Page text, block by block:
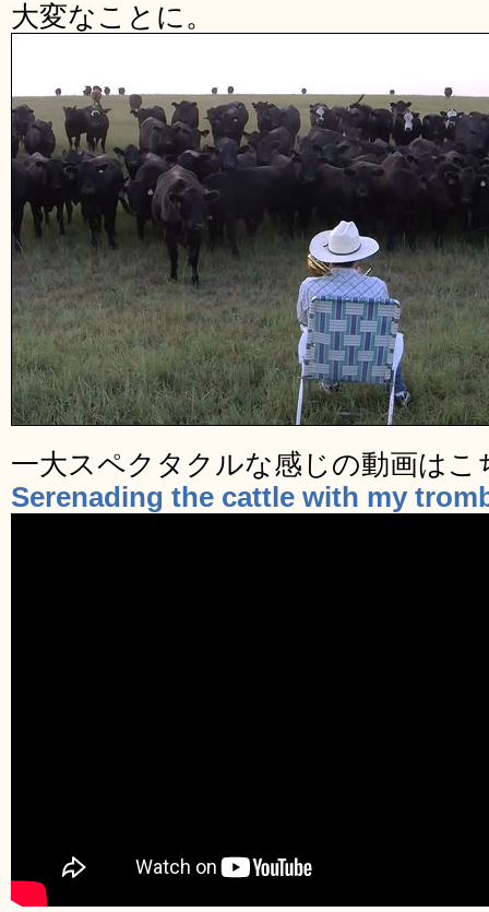
大変なことに。
一大スペクタクルな感じの動画はこ
Serenading the cattle with my